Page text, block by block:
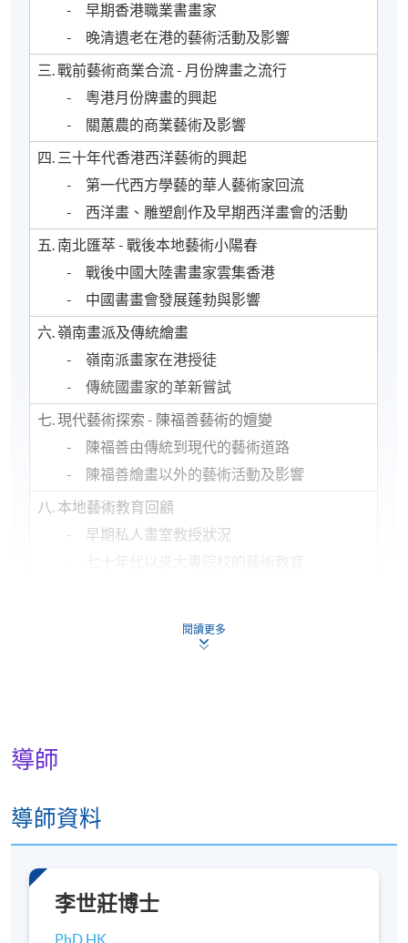
- 早期香港職業書畫家
- 晚清遺老在港的藝術活動及影響
三. 戰前藝術商業合流 - 月份牌畫之流行
- 粵港月份牌畫的興起
- 關蕙農的商業藝術及影響
四. 三十年代香港西洋藝術的興起
- 第一代西方學藝的華人藝術家回流
- 西洋畫、雕塑創作及早期西洋畫會的活動
五. 南北匯萃 - 戰後本地藝術小陽春
- 戰後中國大陸書畫家雲集香港
- 中國書畫會發展蓬勃與影響
六. 嶺南畫派及傳統繪畫
- 嶺南派畫家在港授徒
- 傳統國畫家的革新嘗試
七. 現代藝術探索 - 陳福善藝術的嬗變
- 陳福善由傳統到現代的藝術道路
- 陳福善繪畫以外的藝術活動及影響
八. 本地藝術教育回顧
- 早期私人畫室教授狀況
- 中國水墨畫的新定義
- 新水墨畫運動與香港藝術的界定
- 從藝術看主權易手前的身份認同議題
- 公共空間與藝術的爭議
評核方式
閱讀更多
導師
導師資料
李世莊博士